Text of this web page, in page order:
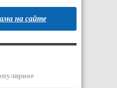
на сайте